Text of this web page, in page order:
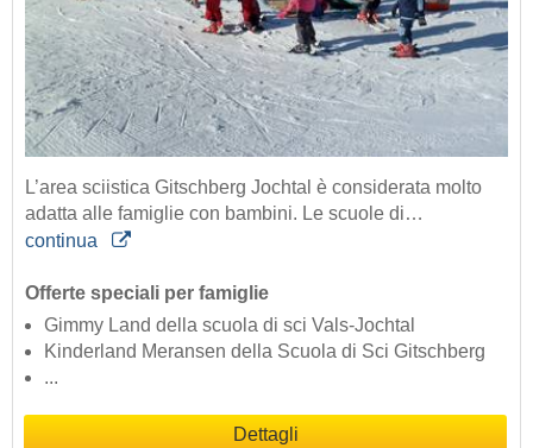
L’area sciistica Gitschberg Jochtal è considerata molto
adatta alle famiglie con bambini. Le scuole di…
continua
Offerte speciali per famiglie
Gimmy Land della scuola di sci Vals-Jochtal
Kinderland Meransen della Scuola di Sci Gitschberg
...
Dettagli